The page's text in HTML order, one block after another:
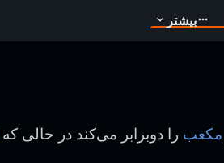
بیشتر
مکعب را دوبرابر می‌کند در حالی که